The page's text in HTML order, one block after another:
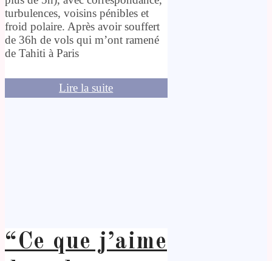
turbulences, voisins pénibles et
froid polaire. Après avoir souffert
de 36h de vols qui m’ont ramené
de Tahiti à Paris
Lire la suite
“Ce que j’aime